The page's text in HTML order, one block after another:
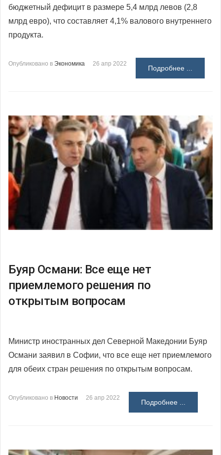
бюджетный дефицит в размере 5,4 млрд левов (2,8
млрд евро), что составляет 4,1% валового внутреннего
продукта.
Опубликовано в Экономика 26 апр 2022
Подробнее ...
Буяр Османи: Все еще нет
приемлемого решения по
открытым вопросам
Министр иностранных дел Северной Македонии Буяр
Османи заявил в Софии, что все еще нет приемлемого
для обеих стран решения по открытым вопросам.
Опубликовано в Новости 26 апр 2022
Подробнее ...